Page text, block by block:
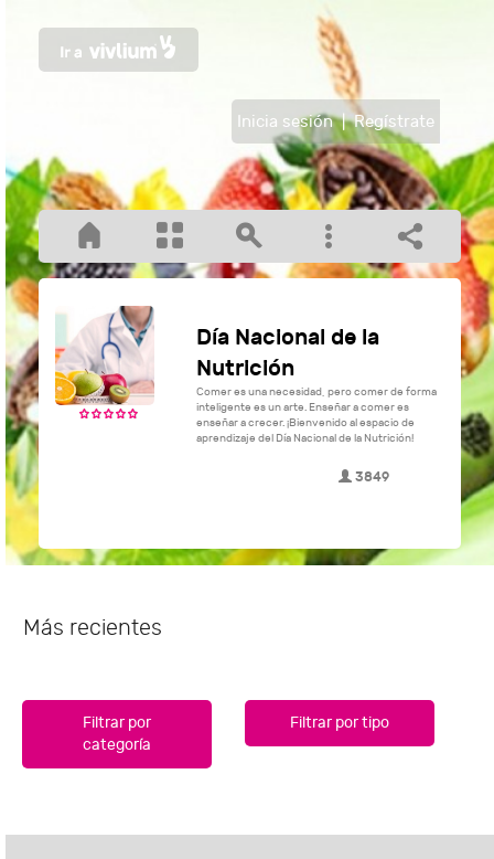
Inicia sesión | Regístrate
Día Nacional de la
Nutrición
Comer es una necesidad, pero comer de forma
inteligente es un arte. Enseñar a comer es
enseñar a crecer. ¡Bienvenido al espacio de
aprendizaje del Día Nacional de la Nutrición!
3849
Más recientes
Filtrar por
categoría
Filtrar por tipo